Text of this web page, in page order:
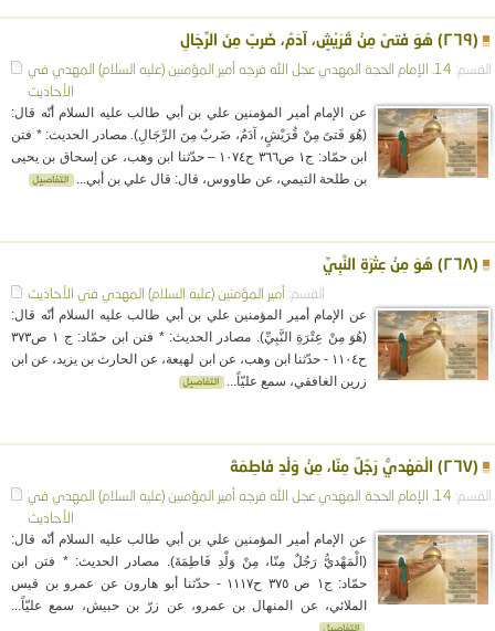
(٢٦٩) هُوَ فَتىً مِنْ قُرَيْشٍ، آدَمُ، ضَربٌ مِنَ الرِّجَالِ
القسم: 14. الإمام الحجة المهدي عجل الله فرجه أمير المؤمنين (عليه السلام) المهدي في
الأحاديث
عن الإمام أمير المؤمنين علي بن أبي طالب عليه السلام أنّه قال:
(هُوَ فَتىً مِنْ قُرَيْشٍ، آدَمُ، ضَربٌ مِنَ الرِّجَالِ). مصادر الحديث: * فتن
ابن حمّاد: ج١ ص٣٦٦ ح١٠٧٤ – حدّثنا ابن وهب، عن إسحاق بن يحيى
بن طلحة التيمي، عن طاووس، قال: قال علي بن أبي...
(٢٦٨) هُوَ مِنْ عِتْرَةِ النَّبِيِّ
القسم: أمير المؤمنين (عليه السلام) المهدي في الأحاديث
عن الإمام أمير المؤمنين علي بن أبي طالب عليه السلام أنّه قال:
(هُوَ مِنْ عِتْرَةِ النَّبِيِّ). مصادر الحديث: * فتن ابن حمّاد: ج ١ ص٣٧٣
ح١١٠٤ - حدّثنا ابن وهب، عن ابن لهيعة، عن الحارث بن يزيد، عن ابن
زرين الغافقي، سمع عليّاً...
(٢٦٧) الْمَهْديُّ رَجُلٌ مِنّا، مِنْ وَلْدِ فَاطِمَةَ
القسم: 14. الإمام الحجة المهدي عجل الله فرجه أمير المؤمنين (عليه السلام) المهدي في
الأحاديث
عن الإمام أمير المؤمنين علي بن أبي طالب عليه السلام أنّه قال:
(الْمَهْديُّ رَجُلٌ مِنّا، مِنْ وَلْدِ فَاطِمَةَ). مصادر الحديث: * فتن ابن
حمّاد: ج١ ص ٣٧٥ ح١١١٧ - حدّثنا أبو هارون عن عمرو بن قيس
الملائي، عن المنهال بن عمرو، عن زرّ بن حبيش، سمع عليّاً...